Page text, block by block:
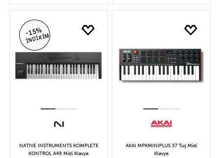
-15%
İNDİRİM
NATIVE INSTRUMENTS KOMPLETE
KONTROL A49 Midi Klavye
AKAI MPKMINIPLUS 37 Tuş Midi
Klavye